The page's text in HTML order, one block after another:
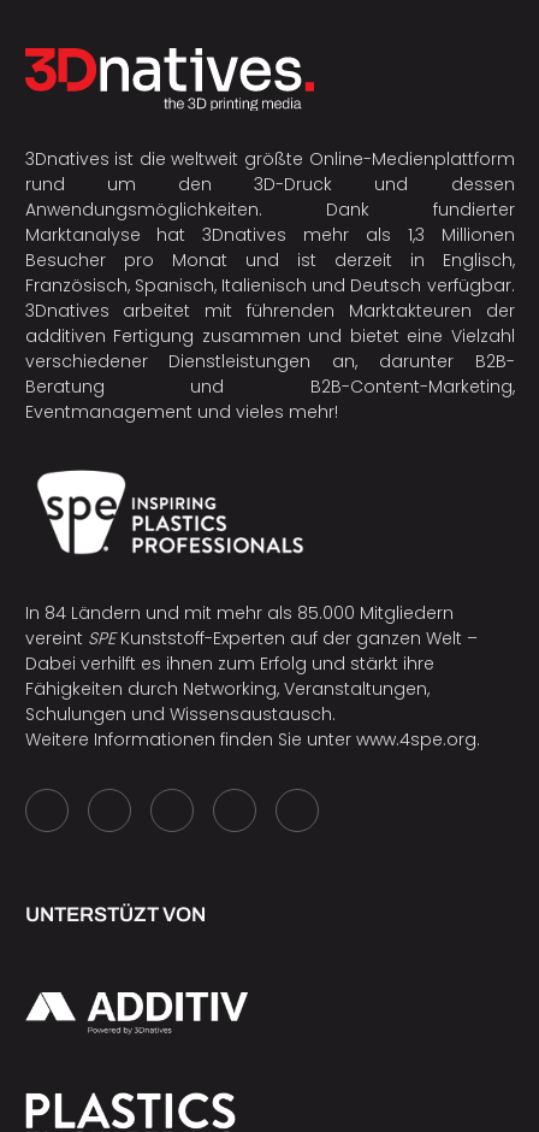
3Dnatives ist die weltweit größte Online-Medienplattform
rund um den 3D-Druck und dessen
Anwendungsmöglichkeiten. Dank fundierter
Marktanalyse hat 3Dnatives mehr als 1,3 Millionen
Besucher pro Monat und ist derzeit in Englisch,
Französisch, Spanisch, Italienisch und Deutsch verfügbar.
3Dnatives arbeitet mit führenden Marktakteuren der
additiven Fertigung zusammen und bietet eine Vielzahl
verschiedener Dienstleistungen an, darunter B2B-
Beratung und B2B-Content-Marketing,
Eventmanagement und vieles mehr!
In 84 Ländern und mit mehr als 85.000 Mitgliedern
vereint SPEKunststoff-Experten auf der ganzen Welt –
Dabei verhilft es ihnen zum Erfolg und stärkt ihre
Fähigkeiten durch Networking, Veranstaltungen,
Schulungen und Wissensaustausch.
Weitere Informationen finden Sie unter www.4spe.org.
UNTERSTÜZT VON